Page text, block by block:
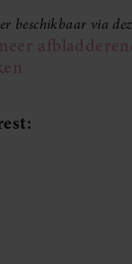
beschikbaar via